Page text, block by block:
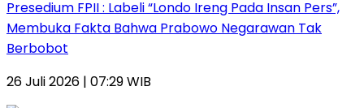
Presedium FPII : Labeli “Londo Ireng Pada Insan Pers”,
Membuka Fakta Bahwa Prabowo Negarawan Tak
Berbobot
26 Juli 2026 | 07:29 WIB